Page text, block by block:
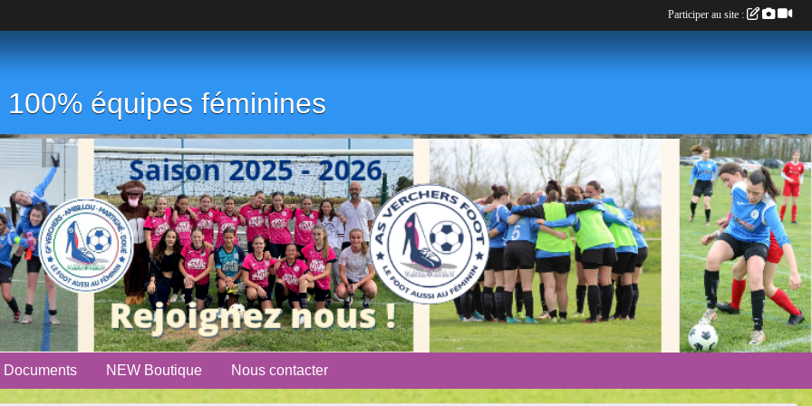
équipes féminines
Documents NEW Boutique Nous contacter
Participer au site :